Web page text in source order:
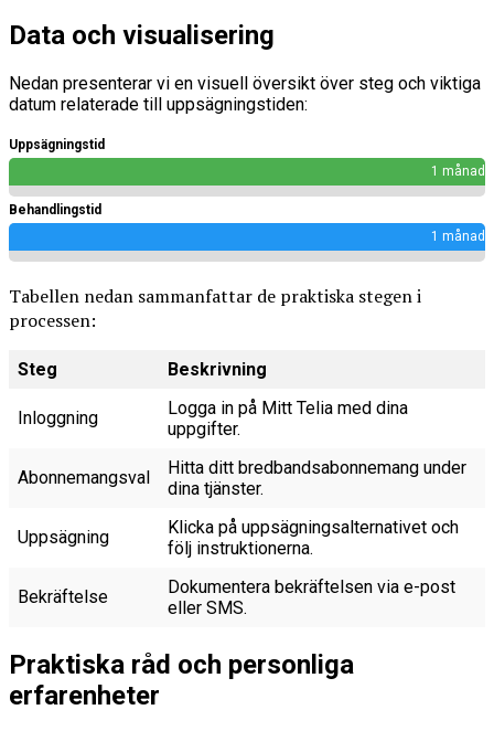
Data och visualisering
Nedan presenterar vi en visuell översikt över steg och viktiga
datum relaterade till uppsägningstiden:
Uppsägningstid
1 månad
Behandlingstid
1 månad
Tabellen nedan sammanfattar de praktiska stegen i
processen:
Steg Beskrivning
Inloggning
Logga in på Mitt Telia med dina
uppgifter.
Abonnemangsval
Hitta ditt bredbandsabonnemang under
dina tjänster.
Uppsägning
Klicka på uppsägningsalternativet och
följ instruktionerna.
Bekräftelse
Dokumentera bekräftelsen via e-post
eller SMS.
Praktiska råd och personliga
erfarenheter